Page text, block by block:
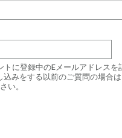
に登録中のEメールアドレスを
みをする以前のご質問の場合
い。